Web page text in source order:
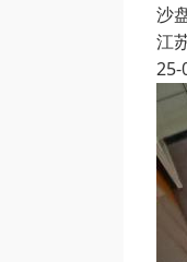
沙
江
25-